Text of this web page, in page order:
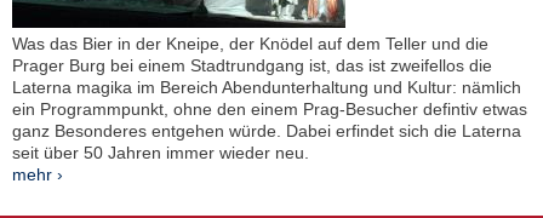
Was das Bier in der Kneipe, der Knödel auf dem Teller und die
Prager Burg bei einem Stadtrundgang ist, das ist zweifellos die
Laterna magika im Bereich Abendunterhaltung und Kultur: nämlich
ein Programmpunkt, ohne den einem Prag-Besucher defintiv etwas
ganz Besonderes entgehen würde. Dabei erfindet sich die Laterna
seit über 50 Jahren immer wieder neu.
mehr ›